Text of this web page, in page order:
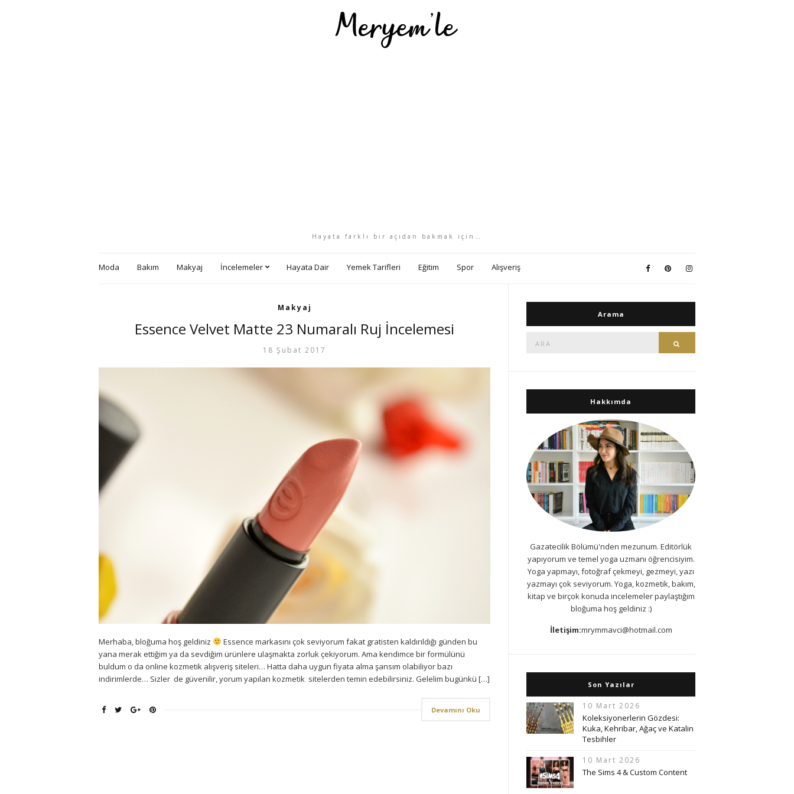
Hayata farklı bir açıdan bakmak için…
Moda Bakım Makyaj İncelemeler Hayata Dair Yemek Tarifleri Eğitim Spor Alışveriş
Makyaj
Essence Velvet Matte 23 Numaralı Ruj İncelemesi
18 Şubat 2017
Merhaba, bloğuma hoş geldiniz
Essence markasını çok seviyorum fakat gratisten kaldırıldığı günden bu
yana merak ettiğim ya da sevdiğim ürünlere ulaşmakta zorluk çekiyorum. Ama kendimce bir formülünü
buldum o da online kozmetik alışveriş siteleri… Hatta daha uygun fiyata alma şansım olabiliyor bazı
indirimlerde… Sizler de güvenilir, yorum yapılan kozmetik sitelerden temin edebilirsiniz. Gelelim bugünkü […]
Devamını Oku
Arama
Hakkımda
Gazatecilik Bölümü'nden mezunum. Editörlük
yapıyorum ve temel yoga uzmanı öğrencisiyim.
Yoga yapmayı, fotoğraf çekmeyi, gezmeyi, yazı
yazmayı çok seviyorum. Yoga, kozmetik, bakım,
kitap ve birçok konuda incelemeler paylaştığım
bloğuma hoş geldiniz :)
İletişim:mrymmavci@hotmail.com
Son Yazılar
10 Mart 2026
Koleksiyonerlerin Gözdesi:
Kuka, Kehribar, Ağaç ve Katalin
Tesbihler
10 Mart 2026
The Sims 4 & Custom Content